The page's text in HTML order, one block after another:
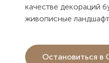
качестве декораций
живописные
Остановиться в